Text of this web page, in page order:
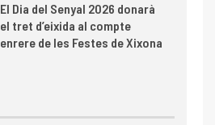
El Dia del Senyal 2026 donarà
el tret d’eixida al compte
enrere de les Festes de Xixona